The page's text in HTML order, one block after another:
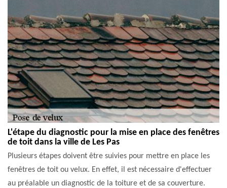
L'étape du diagnostic pour la mise en place des fenêtres
de toit dans la ville de Les Pas
Plusieurs étapes doivent être suivies pour mettre en place les
fenêtres de toit ou velux. En effet, il est nécessaire d'effectuer
au préalable un diagnostic de la toiture et de sa couverture.